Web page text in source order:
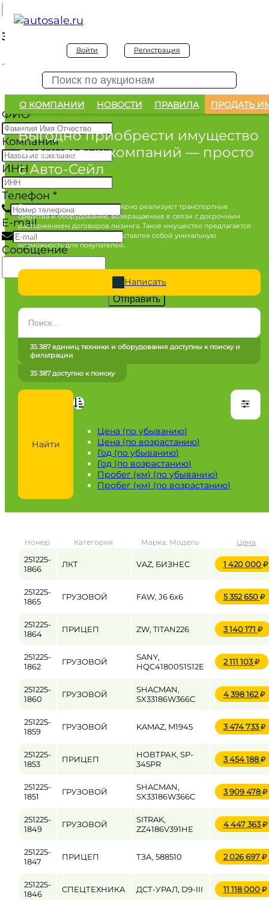
Войти Регистрация
О КОМПАНИИ НОВОСТИ ПРАВИЛА ПРОДАТЬ
Выгодно приобрести имущество
лизинговых компаний — просто
с Авто-Сейл
Лизинговые компании регулярно реализуют транспортные
средства и оборудование, возвращаемые в связи с досрочным
расторжением договоров лизинга. Такое имущество предлагается
по конкурентным ценам, представляя собой уникальную
возможность для покупателей.
Написать
Марка
Все марки
Город / регион
от до
Пробег / Наработка
Цена
Найти
Цена (по убыванию)
Цена (по возрастанию)
Год (по убыванию)
Год (по возрастанию)
Пробег (км) (по убыванию)
Пробег (км) (по возрастанию)
35 387 единиц техники и оборудования доступны к поиску и
фильтрации
35 387 доступно к поиску
Номер Категория Марка, Модель Цена
251225-
1866
ЛКТ VAZ, БИЗНЕС 1 420 000
251225-
1865
ГРУЗОВОЙ FAW, J6 6x6 5 352 650
251225-
1864
ПРИЦЕП ZW, TITAN226 3 140 171
251225-
1862
ГРУЗОВОЙ
SANY,
HQC41800S1S12E
2 111 103
251225-
1860
ГРУЗОВОЙ
SHACMAN,
SX33186W366C
4 398 162
251225-
1859
ГРУЗОВОЙ KAMAZ, M1945 3 474 733
251225-
1853
ПРИЦЕП
НОВТРАК, SP-
345PR
3 454 188
251225-
1851
ГРУЗОВОЙ
SHACMAN,
SX33186W366C
3 909 478
251225-
1849
ГРУЗОВОЙ
SITRAK,
ZZ4186V391HE
4 447 363
251225-
1847
ПРИЦЕП ТЗА, 588510 2 026 697
251225-
1846
СПЕЦТЕХНИКА ДСТ-УРАЛ, D9-III 11 118 000
Заявка на покупку
Заявка на покупку изъятого а/м
ФИО*
Компания
ИНН
Телефон *
E-mail
Сообщение
Отправить